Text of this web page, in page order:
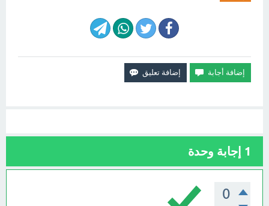
1 إجابة وحدة
0